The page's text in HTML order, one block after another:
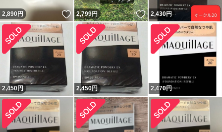
2,890円 いいね！
2,799円 いいね！
2,430円
2,450円 2,450円 2,470円